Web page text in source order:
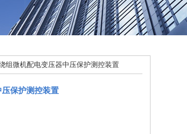
组微机配电变压器中压保护测控装置
保护测控装置